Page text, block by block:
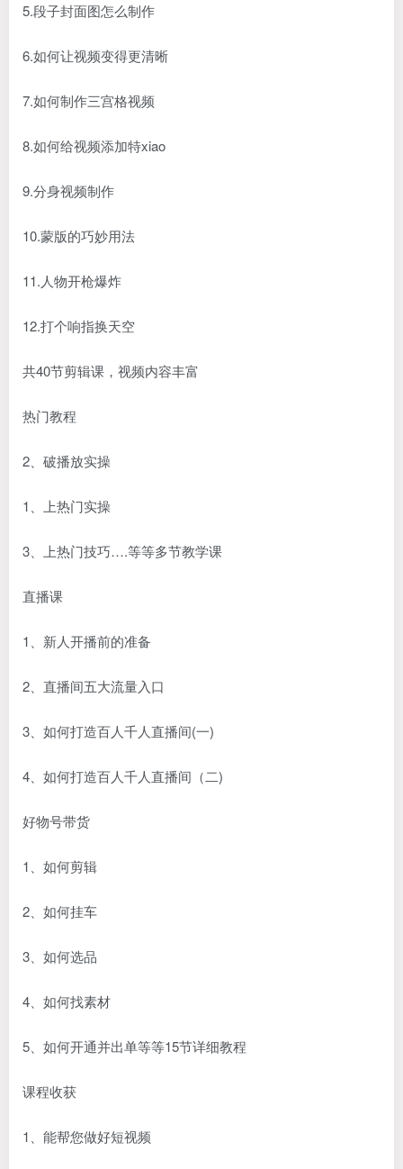
5.段子封面图怎么制作
6.如何让视频变得更清晰
7.如何制作三宫格视频
8.如何给视频添加特xiao
9.分身视频制作
10.蒙版的巧妙用法
11.人物开枪爆炸
12.打个响指换天空
共40节剪辑课，视频内容丰富
热门教程
2、破播放实操
1、上热门实操
3、上热门技巧….等等多节教学课
直播课
1、新人开播前的准备
2、直播间五大流量入口
3、如何打造百人千人直播间(一)
4、如何打造百人千人直播间（二)
好物号带货
1、如何剪辑
2、如何挂车
3、如何选品
4、如何找素材
5、如何开通并出单等等15节详细教程
课程收获
1、能帮您做好短视频